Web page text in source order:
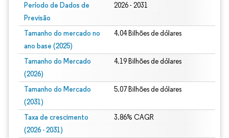
Período de Dados de
Previsão
2026 - 2031
Tamanho do mercado no
ano base (2025)
4.04 Bilhões de dólares
Tamanho do Mercado
(2026)
4.19 Bilhões de dólares
Tamanho do Mercado
(2031)
5.07 Bilhões de dólares
Taxa de crescimento
(2026 - 2031)
3.86% CAGR